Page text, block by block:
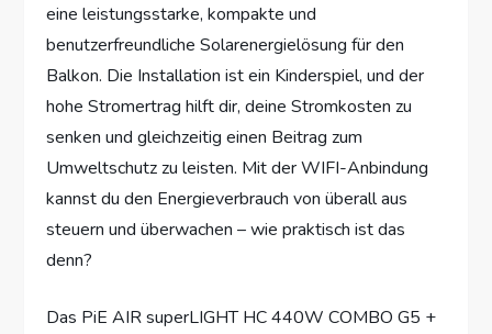
eine leistungsstarke, kompakte und
benutzerfreundliche Solarenergielösung für den
Balkon. Die Installation ist ein Kinderspiel, und der
hohe Stromertrag hilft dir, deine Stromkosten zu
senken und gleichzeitig einen Beitrag zum
Umweltschutz zu leisten. Mit der WIFI-Anbindung
kannst du den Energieverbrauch von überall aus
steuern und überwachen – wie praktisch ist das
denn?
Das PiE AIR superLIGHT HC 440W COMBO G5 +